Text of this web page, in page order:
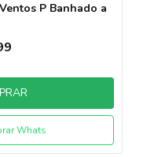
P Banhado a
Whats